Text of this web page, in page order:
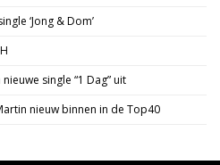
‘Jong & Dom’
single “1 Dag” uit
nieuw binnen in de Top40